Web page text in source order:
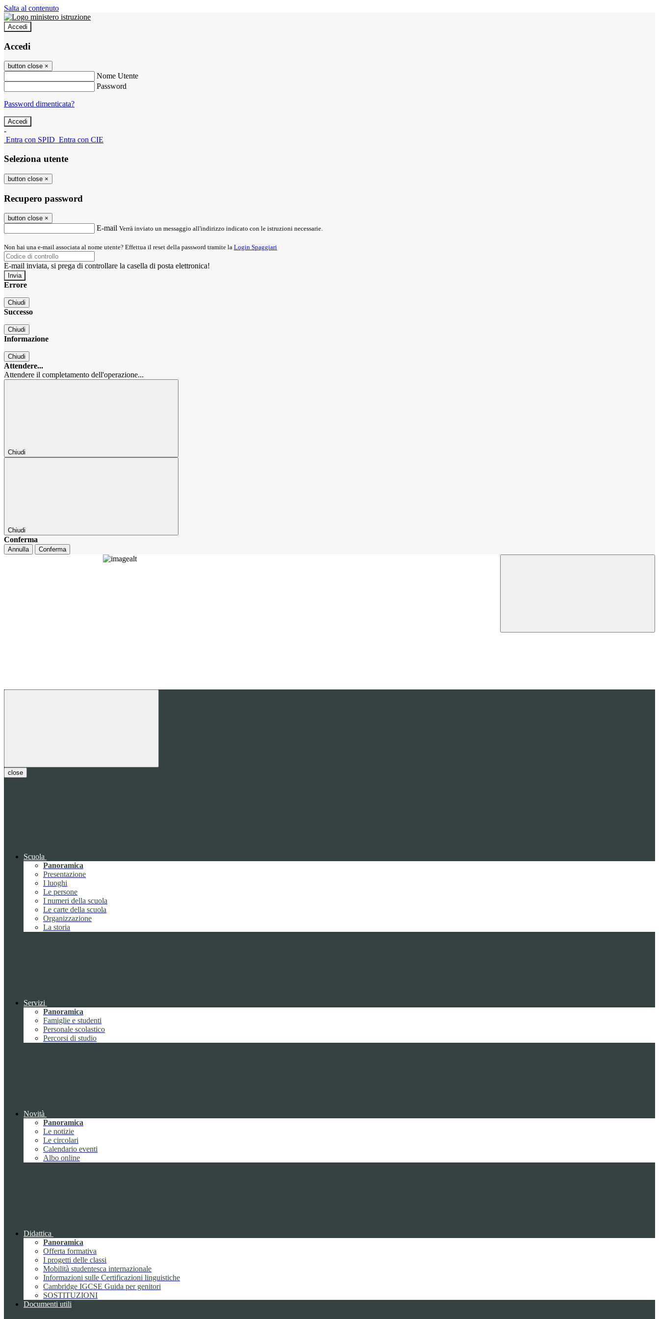
Salta al contenuto
Accedi
Accedi
button close ×
Nome Utente
Password
Password dimenticata?
-
Entra con SPID Entra con CIE
Seleziona utente
button close ×
Recupero password
button close ×
E-mail Verrà inviato un messaggio all'indirizzo indicato con le istruzioni necessarie.
Non hai una e-mail associata al nome utente? Effettua il reset della password tramite la Login Spaggiari
E-mail inviata, si prega di controllare la casella di posta elettronica!
Errore
Chiudi
Successo
Chiudi
Informazione
Chiudi
Attendere...
Attendere il completamento dell'operazione...
Chiudi
Chiudi
Conferma
Annulla Conferma
close
Scuola
Panoramica
Presentazione
I luoghi
Le persone
I numeri della scuola
Le carte della scuola
Organizzazione
La storia
Servizi
Panoramica
Famiglie e studenti
Personale scolastico
Percorsi di studio
Novità
Panoramica
Le notizie
Le circolari
Calendario eventi
Albo online
Didattica
Panoramica
Offerta formativa
I progetti delle classi
Mobilità studentesca internazionale
Informazioni sulle Certificazioni linguistiche
Cambridge IGCSE Guida per genitori
SOSTITUZIONI
Documenti utili